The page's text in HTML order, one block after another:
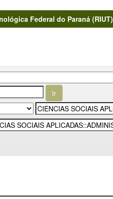
Federal do Paraná (RIUT)